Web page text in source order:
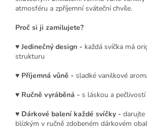
atmosféru a zpříjemní sváteční chvíle.
Proč si ji zamilujete?
♥ Jedinečný design - každá svíčka má
strukturu
♥ Příjemná vůně - sladké vanilkové
♥ Ručně vyráběná - s láskou a
♥ Dárkové balení každé svíčky - darujte
blízkým v ručně zdobeném dárkovém